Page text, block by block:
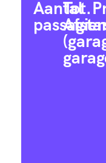
Aantal
Tot.